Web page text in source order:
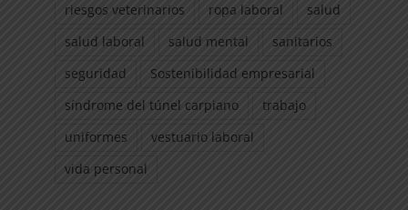
riesgos veterinarios
ropa laboral
salud
salud laboral
salud mental
sanitarios
seguridad
Sostenibilidad empresarial
síndrome del túnel carpiano
trabajo
uniformes
vestuario laboral
vida personal